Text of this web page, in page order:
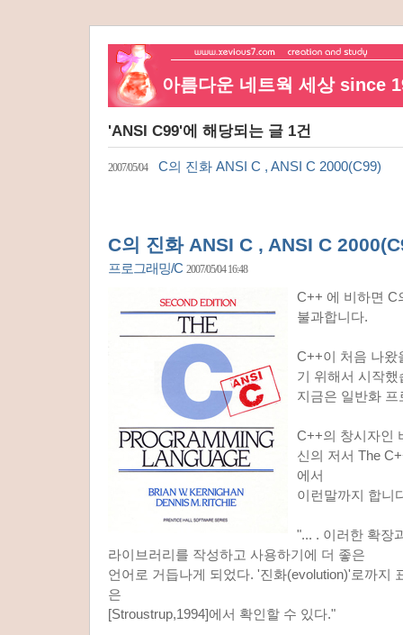
아름다운 네트웍 세상 since
'ANSI C99'에 해당되는 글 1건
2007/05/04 C의 진화 ANSI C , ANSI C 2000(C99)
C의 진화 ANSI C , ANSI C
프로그래밍/C 2007/05/04 16:48
C++ 에 비하면 C
불과합니다.
C++이 처음 나왔
기 위해서 시작했
지금은 일반화
C++의 창시자인
신의 저서 The
에서
이런말까지 합니
"... . 이러한 확장
라이브러리를 작성하고 사용하기에 더 좋은
언어로 거듭나게 되었다. '진화(evolution)'로까지
은
[Stroustrup,1994]에서 확인할 수 있다."